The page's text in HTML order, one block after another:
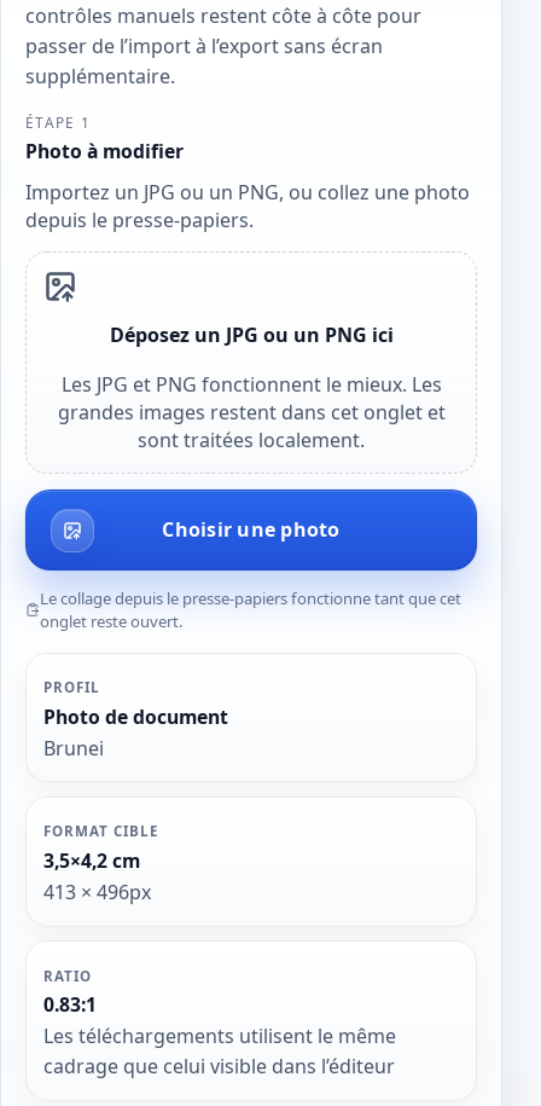
contrôles manuels restent côte à côte pour
passer de l’import à l’export sans écran
supplémentaire.
ÉTAPE 1
Photo à modifier
Importez un JPG ou un PNG, ou collez une photo
depuis le presse-papiers.
Déposez un JPG ou un PNG ici
Les JPG et PNG fonctionnent le mieux. Les
grandes images restent dans cet onglet et
sont traitées localement.
Choisir une photo
Le collage depuis le presse-papiers fonctionne tant que cet
onglet reste ouvert.
PROFIL
Photo de document
Brunei
FORMAT CIBLE
3,5×4,2 cm
413 × 496px
RATIO
0.83:1
Les téléchargements utilisent le même
cadrage que celui visible dans l’éditeur